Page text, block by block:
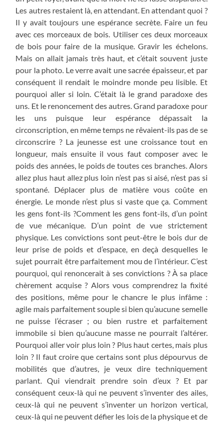
Les autres restaient là, en attendant. En attendant quoi ?
Il y avait toujours une espérance secrète. Faire un feu
avec ces morceaux de bois. Utiliser ces deux morceaux
de bois pour faire de la musique. Gravir les échelons.
Mais on allait jamais très haut, et c’était souvent juste
pour la photo. Le verre avait une sacrée épaisseur, et par
conséquent il rendait le moindre monde peu lisible. Et
pourquoi aller si loin. C’était là le grand paradoxe des
uns. Et le renoncement des autres. Grand paradoxe pour
les uns puisque leur espérance dépassait la
circonscription, en même temps ne rêvaient-ils pas de se
circonscrire ? La jeunesse est une croissance tout en
longueur, mais ensuite il vous faut composer avec le
poids des années, le poids de toutes ces branches. Alors
allez plus haut allez plus loin n’est pas si aisé, n’est pas si
spontané. Déplacer plus de matière vous coûte en
énergie. Le monde n’est plus si vaste que ça. Comment
les gens font-ils ?Comment les gens font-ils, d’un point
de vue mécanique. D’un point de vue strictement
physique. Les convictions sont peut-être le bois dur de
leur prise de poids et d’espace, en deçà desquelles le
sujet pourrait être parfaitement mou de l’intérieur. C’est
pourquoi, qui renoncerait à ses convictions ? À sa place
chèrement acquise ? Alors vous comprendrez la fixité
des positions, même pour le chancre le plus infâme :
agile mais parfaitement souple si bien qu’aucune semelle
ne puisse l’écraser ; ou bien rustre et parfaitement
immobile si bien qu’aucune masse ne pourrait l’altérer.
Pourquoi aller voir plus loin ? Plus haut certes, mais plus
loin ? Il faut croire que certains sont plus dépourvus de
mobilités que d’autres, je veux dire techniquement
parlant. Qui viendrait prendre soin d’eux ? Et par
conséquent ceux-là qui ne peuvent s’inventer des ailes,
ceux-là qui ne peuvent s’inventer un horizon vertical,
ceux-là qui ne peuvent défier les lois de la physique et de